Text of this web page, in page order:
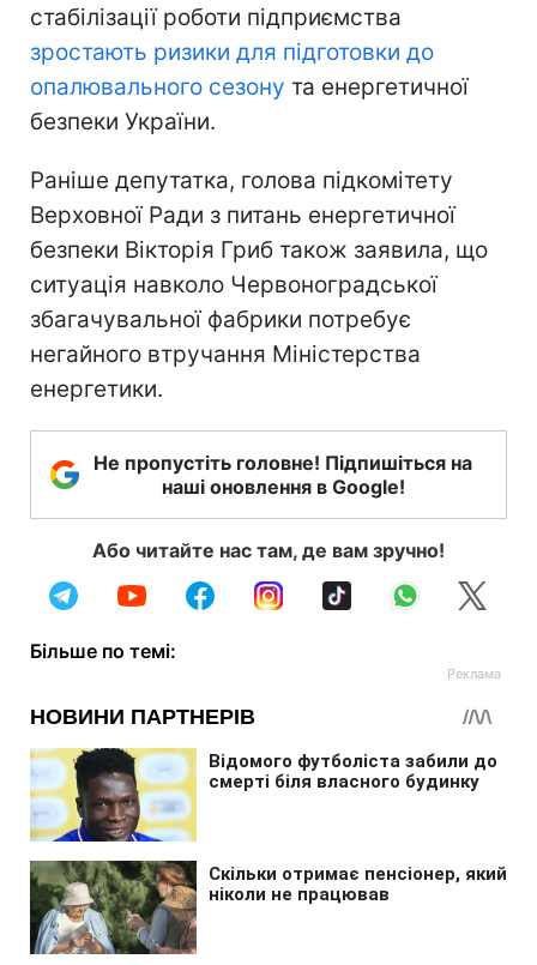
стабілізації роботи підприємства
зростають ризики для підготовки до
опалювального сезону та енергетичної
безпеки України.
Раніше депутатка, голова підкомітету
Верховної Ради з питань енергетичної
безпеки Вікторія Гриб також заявила, що
ситуація навколо Червоноградської
збагачувальної фабрики потребує
негайного втручання Міністерства
енергетики.
Не пропустіть головне! Підпишіться на
наші оновлення в Google!
Або читайте нас там, де вам зручно!
Більше по темі: